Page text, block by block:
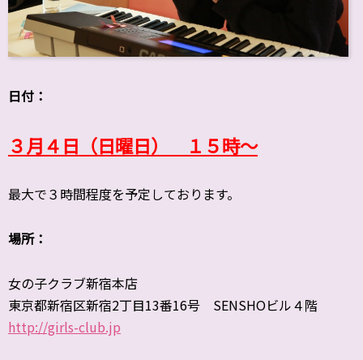
日付：
３月４日（日曜日） １５時～
最大で３時間程度を予定しております。
場所：
女の子クラブ新宿本店
東京都新宿区新宿2丁目13番16号 SENSHOビル４階
http://girls-club.jp